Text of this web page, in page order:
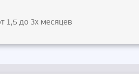
1,5 до 3х месяцев